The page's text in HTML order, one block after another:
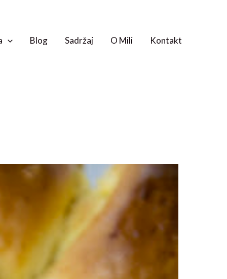
Blog Sadržaj O Mili Kontakt